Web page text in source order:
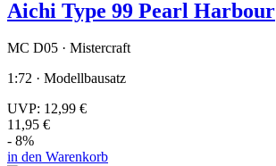
Aichi Type 99 Pearl Harbour
MC D05 · Mistercraft
1:72 · Modellbausatz
UVP: 12,99 €
11,95 €
- 8%
in den Warenkorb